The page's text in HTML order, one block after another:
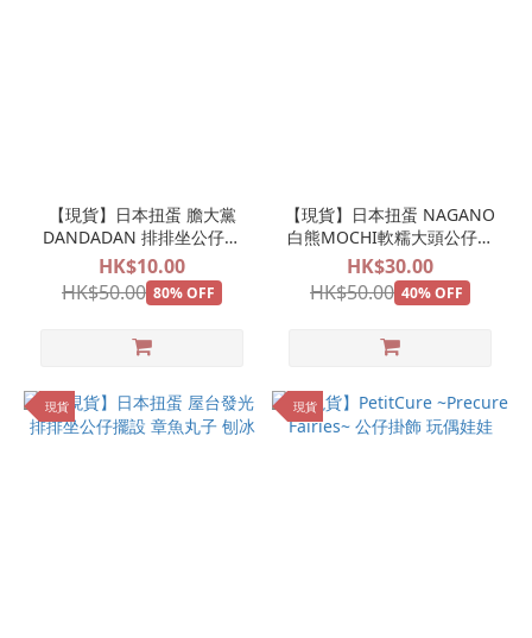
【現貨】日本扭蛋 膽大黨
DANDADAN 排排坐公仔擺
設
HK$10.00
HK$50.00 80% OFF
【現貨】日本扭蛋 NAGANO
白熊MOCHI軟糯大頭公仔掛
飾
HK$30.00
HK$50.00 40% OFF
現貨 現貨